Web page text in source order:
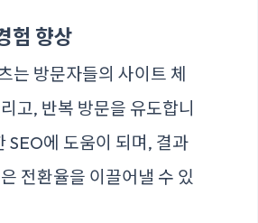
험 향상
는 방문자들의 사이트 체
고, 반복 방문을 유도합니
SEO에 도움이 되며, 결과
전환율을 이끌어낼 수 있